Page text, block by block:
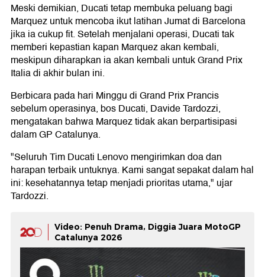
Meski demikian, Ducati tetap membuka peluang bagi
Marquez untuk mencoba ikut latihan Jumat di Barcelona
jika ia cukup fit. Setelah menjalani operasi, Ducati tak
memberi kepastian kapan Marquez akan kembali,
meskipun diharapkan ia akan kembali untuk Grand Prix
Italia di akhir bulan ini.
Berbicara pada hari Minggu di Grand Prix Prancis
sebelum operasinya, bos Ducati, Davide Tardozzi,
mengatakan bahwa Marquez tidak akan berpartisipasi
dalam GP Catalunya.
"Seluruh Tim Ducati Lenovo mengirimkan doa dan
harapan terbaik untuknya. Kami sangat sepakat dalam hal
ini: kesehatannya tetap menjadi prioritas utama," ujar
Tardozzi.
Video: Penuh Drama, Diggia Juara MotoGP
Catalunya 2026